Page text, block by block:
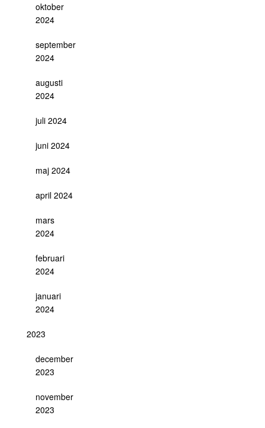
oktober
2024
september
2024
augusti
2024
juli 2024
juni 2024
maj 2024
april 2024
mars
2024
februari
2024
januari
2024
2023
december
2023
november
2023